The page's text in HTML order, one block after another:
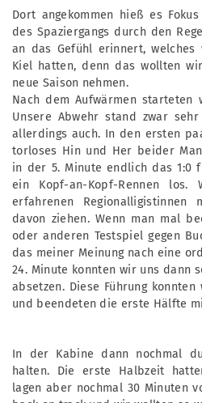
Dort angekommen hieß es
des Spaziergangs durch den
an das Gefühl erinnert,
Kiel hatten, denn das wollten
neue Saison nehmen.
Nach dem Aufwärmen starteten
Unsere Abwehr stand zwar
allerdings auch. In den ersten
torloses Hin und Her beider
in der 5. Minute endlich das 1:0
ein Kopf-an-Kopf-Rennen
erfahrenen
davon ziehen. Wenn man mal
oder anderen Testspiel gegen
das meiner Meinung nach eine
24. Minute konnten wir uns dann
absetzen. Diese Führung
und beendeten die erste Hälfte
In der Kabine dann nochmal
halten. Die erste Halbzeit
lagen aber nochmal 30 Minuten